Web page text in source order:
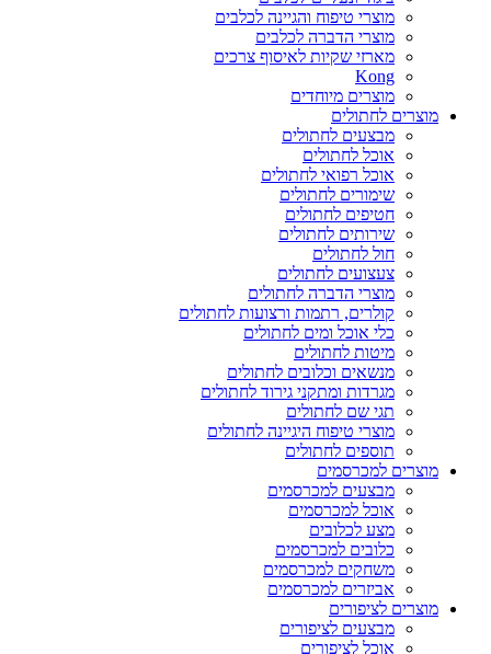
מוצרי טיפוח והגיינה לכלבים
מוצרי הדברה לכלבים
מארזי שקיות לאיסוף צרכים
Kong
מוצרים מיוחדים
מוצרים לחתולים
מבצעים לחתולים
אוכל לחתולים
אוכל רפואי לחתולים
שימורים לחתולים
חטיפים לחתולים
שירותים לחתולים
חול לחתולים
צעצועים לחתולים
מוצרי הדברה לחתולים
קולרים, רתמות ורצועות לחתולים
כלי אוכל ומים לחתולים
מיטות לחתולים
מנשאים וכלובים לחתולים
מגרדות ומתקני גירוד לחתולים
תגי שם לחתולים
מוצרי טיפוח היגיינה לחתולים
תוספים לחתולים
מוצרים למכרסמים
מבצעים למכרסמים
אוכל למכרסמים
מצע לכלובים
כלובים למכרסמים
משחקים למכרסמים
אביזרים למכרסמים
מוצרים לציפורים
מבצעים לציפורים
אוכל לציפורים